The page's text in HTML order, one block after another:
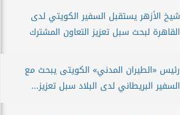
شيخ الأزهر يستقبل السفير الكويتي لدى
القاهرة لبحث سبل تعزيز التعاون المشترك
رئيس «الطيران المدني» الكويتى يبحث مع
السفير البريطاني لدى البلاد سبل تعزيز...